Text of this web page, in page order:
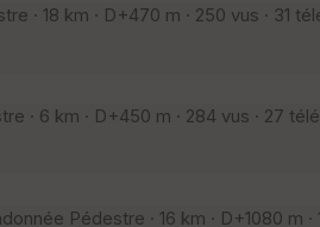
· 18 km · D+470 m · 250 vus · 31
· 6 km · D+450 m · 284 vus · 27
Pédestre · 16 km · D+1080 m ·